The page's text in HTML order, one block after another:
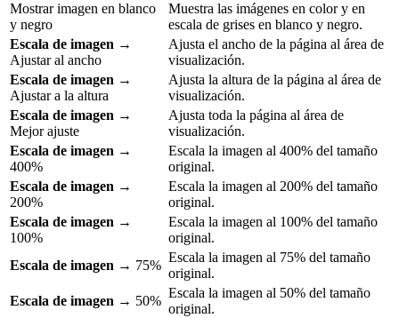
Mostrar imagen en blanco
y negro
Muestra las imágenes en color y en
escala de grises en blanco y negro.
Escala de imagen →
Ajustar al ancho
Ajusta el ancho de la página al área de
visualización.
Escala de imagen →
Ajustar a la altura
Ajusta la altura de la página al área de
visualización.
Escala de imagen →
Mejor ajuste
Ajusta toda la página al área de
visualización.
Escala de imagen →
400%
Escala la imagen al 400% del tamaño
original.
Escala de imagen →
200%
Escala la imagen al 200% del tamaño
original.
Escala de imagen →
100%
Escala la imagen al 100% del tamaño
original.
Escala de imagen → 75%
Escala la imagen al 75% del tamaño
original.
Escala de imagen → 50%
Escala la imagen al 50% del tamaño
original.